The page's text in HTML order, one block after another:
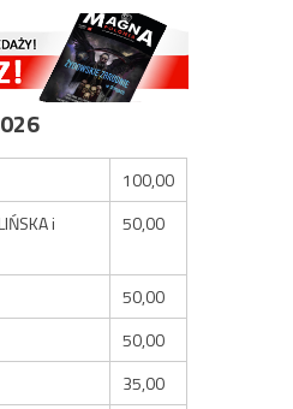
100,00
i
50,00
50,00
50,00
35,00